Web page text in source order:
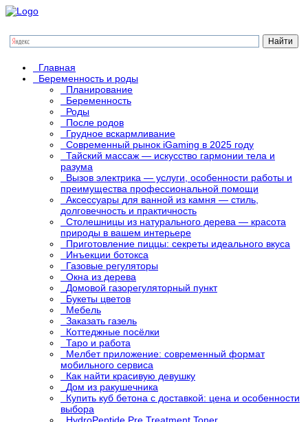
Главная
Беременность и роды
Планирование
Беременность
Роды
После родов
Грудное вскармливание
Современный рынок iGaming в 2025 году
Тайский массаж — искусство гармонии тела и
разума
Вызов электрика — услуги, особенности работы и
преимущества профессиональной помощи
Аксессуары для ванной из камня — стиль,
долговечность и практичность
Столешницы из натурального дерева — красота
природы в вашем интерьере
Приготовление пиццы: секреты идеального вкуса
Инъекции ботокса
Газовые регуляторы
Окна из дерева
Домовой газорегуляторный пункт
Букеты цветов
Мебель
Заказать газель
Коттеджные посёлки
Таро и работа
Мелбет приложение: современный формат
мобильного сервиса
Как найти красивую девушку
Дом из ракушечника
Купить куб бетона с доставкой: цена и особенности
выбора